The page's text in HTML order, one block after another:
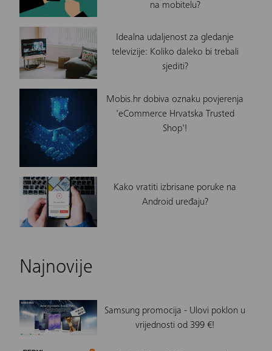
na mobitelu?
Idealna udaljenost za gledanje
televizije: Koliko daleko bi trebali
sjediti?
Mobis.hr dobiva oznaku povjerenja
'eCommerce Hrvatska Trusted
Shop'!
Kako vratiti izbrisane poruke na
Android uređaju?
Najnovije
Samsung promocija - Ulovi poklon u
vrijednosti od 399 €!